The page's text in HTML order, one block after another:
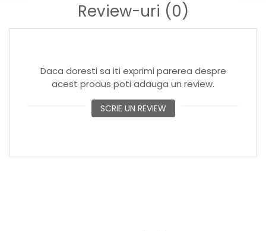
Review-uri (0)
Daca doresti sa iti exprimi parerea despre
acest produs poti adauga un review.
SCRIE UN REVIEW